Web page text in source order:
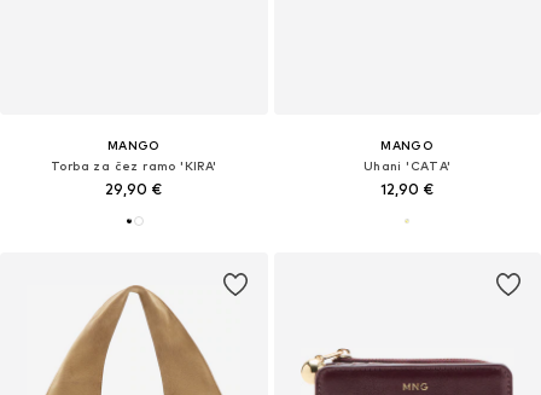
MANGO
Torba za čez ramo 'KIRA'
29,90 €
MANGO
Uhani 'CATA'
12,90 €